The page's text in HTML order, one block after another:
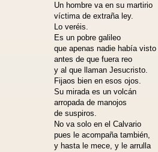
Un hombre va en su martirio
víctima de extraña ley.
Lo veréis.
Es un pobre galileo
que apenas nadie había visto
antes de que fuera reo
y al que llaman Jesucristo.
Fijaos bien en esos ojos.
Su mirada es un volcán
arropada de manojos
de suspiros.
No va solo en el Calvario
pues le acompaña también,
y hasta le mece, y le arrulla